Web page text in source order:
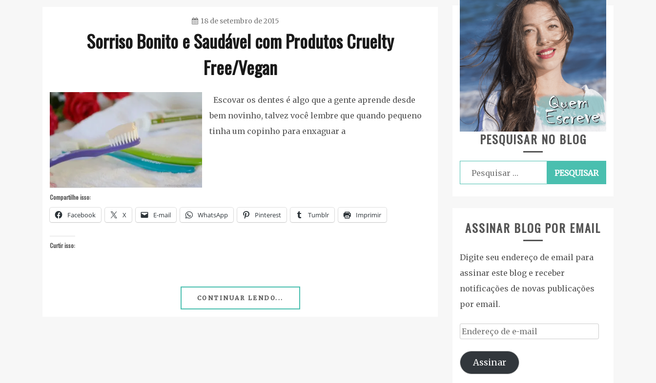
18 de setembro de 2015
Ester
Sena
Sorriso Bonito e Saudável com Produtos Cruelty
Free/Vegan
Bucal,
Resenha
Escovar os dentes é algo que a gente aprende desde
bem novinho, talvez você lembre que quando pequeno
tinha um copinho para enxaguar a
Compartilhe isso:
Facebook X E-mail WhatsApp Pinterest Tumblr Imprimir
Curtir isso:
CONTINUAR LENDO...
PESQUISAR NO BLOG
Pesquisar
por:
ASSINAR BLOG POR EMAIL
Digite seu endereço de email para
assinar este blog e receber
notificações de novas publicações
por email.
Endereço
e-
mail
Assinar